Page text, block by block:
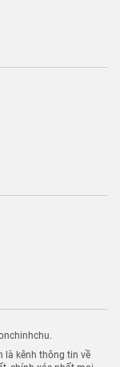
là kênh thông tin về